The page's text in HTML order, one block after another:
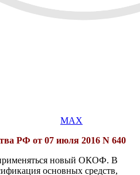
MAX
РФ от 07 июля 2016 N 640
новый ОКОФ. В
основных средств,